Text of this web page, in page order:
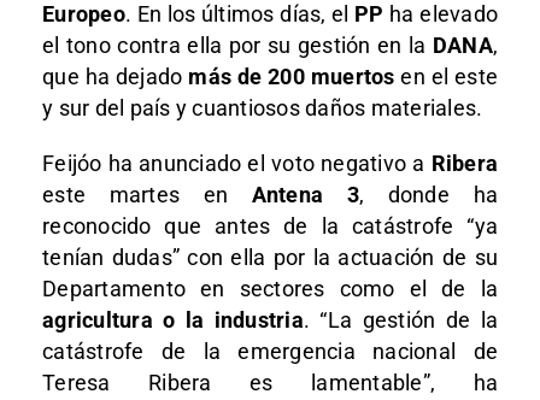
Europeo. En los últimos días, el PP ha elevado
el tono contra ella por su gestión en la DANA,
que ha dejado más de 200 muertos en el este
y sur del país y cuantiosos daños materiales.
Feijóo ha anunciado el voto negativo a Ribera
este martes en Antena 3, donde ha
reconocido que antes de la catástrofe “ya
tenían dudas” con ella por la actuación de su
Departamento en sectores como el de la
agricultura o la industria. “La gestión de la
catástrofe de la emergencia nacional de
Teresa Ribera es lamentable”, ha